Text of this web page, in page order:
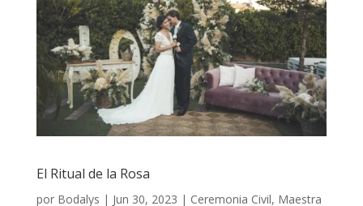
El Ritual de la Rosa
por Bodalys | Jun 30, 2023 | Ceremonia Civil, Maestra